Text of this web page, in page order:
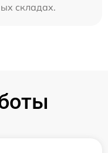
складах.